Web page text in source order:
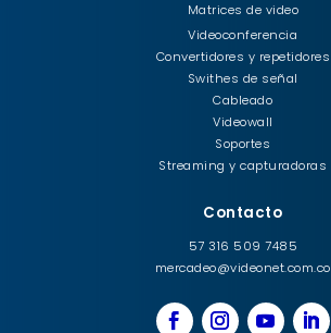
Matrices de video
Videoconferencia
Convertidores y repetidores
Swithes de señal
Cableado
Videowall
Soportes
Streaming y capturadoras
Contacto
57 316 509 7485
mercadeo@videonet.com.co